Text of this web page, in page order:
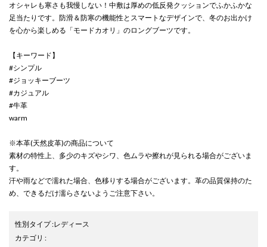
オシャレも寒さも我慢しない！中敷は厚めの低反発クッションでふかふかな
足当たりです。防滑＆防寒の機能性とスマートなデザインで、冬のお出かけ
を心から楽しめる「モードカオリ」のロングブーツです。
【キーワード】
#シンプル
#ジョッキーブーツ
#カジュアル
#牛革
warm
※本革(天然皮革)の商品について
素材の特性上、多少のキズやシワ、色ムラや擦れが見られる場合がございま
す。
汗や雨などで濡れた場合、色移りする場合がございます。革の品質保持のた
め、できるだけ濡らさないようご注意下さい。
性別タイプ:レディース
カテゴリ :